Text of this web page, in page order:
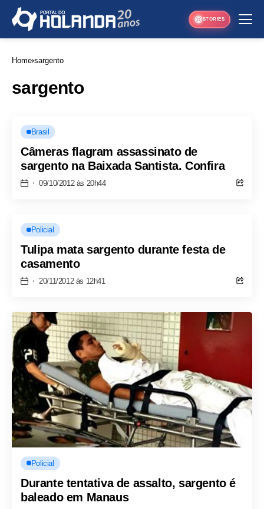
STORIES
Home sargento
sargento
Brasil
Câmeras flagram assassinato de
sargento na Baixada Santista. Confira
09/10/2012 às 20h44
Policial
Tulipa mata sargento durante festa de
casamento
20/11/2012 às 12h41
Policial
Durante tentativa de assalto, sargento é
baleado em Manaus